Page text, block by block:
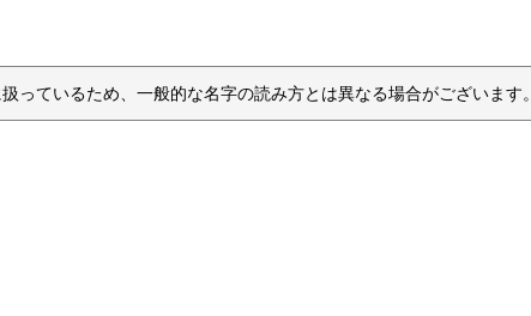
っているため、一般的な名字の読み方とは異なる場合がございます。